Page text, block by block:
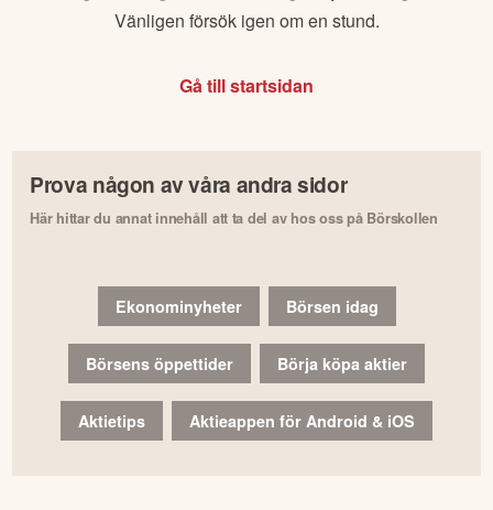
Vänligen försök igen om en stund.
Gå till startsidan
Prova någon av våra andra sidor
Här hittar du annat innehåll att ta del av hos oss på Börskollen
Ekonominyheter Börsen idag
Börsens öppettider Börja köpa aktier
Aktietips Aktieappen för Android & iOS